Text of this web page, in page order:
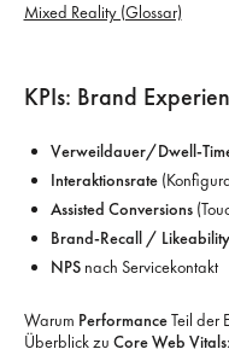
Mixed Reality (Glossar)
KPIs: Brand
Verweildauer/Dwell-
Interaktionsrate
Assisted Conversions
Brand-Recall / Likeability
NPSnach Servicekontakt
Warum PerformanceTeil der
Überblick zu Core Web Vitals: